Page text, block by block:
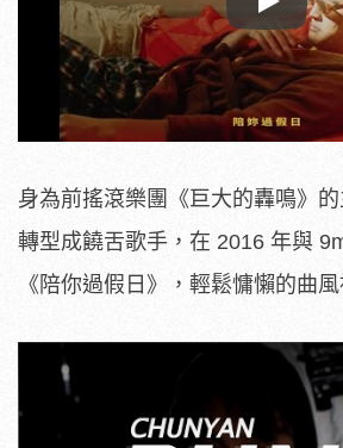
Play
身為前搖滾樂團《巨大的轟鳴》
轉型成饒舌歌手，在 2016 年與
《陪你過假日》，輕鬆慵懶的曲